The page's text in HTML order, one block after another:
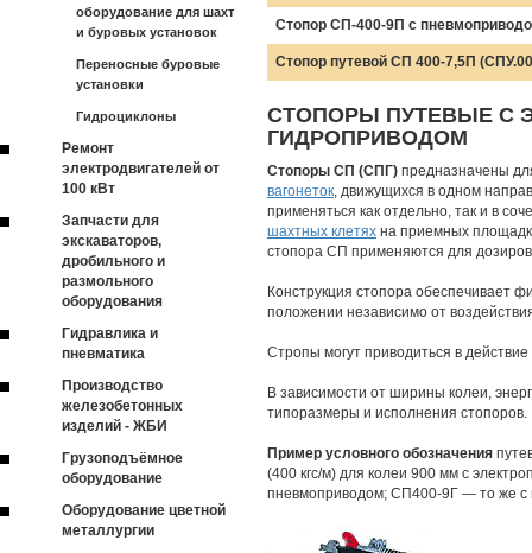
оборудование для шахт
и буровых установок
Переносные буровые
установки
Гидроциклоны
Ремонт
электродвигателей от
100 кВт
Запчасти для
экскаваторов,
дробильного и
размольного
оборудования
Гидравлика и
пневматика
Производство
железобетонных
изделий - ЖБИ
Грузоподъёмное
оборудование
Оборудование цветной
металлургии
Стопор СП-400-9П с
Стопор путевой СП 400-7,5П
СТОПОРЫ ПУТЕВЫЕ С
ГИДРОПРИВОДОМ
Стопоры СП (СПГ) предназначены
вагонеток, движущихся в одном
применяться как отдельно, так и в
шахтных клетях на приемных
стопора СП применяются для
Конструкция стопора обеспечивает
положении независимо от
Стропы могут приводиться в
В зависимости от ширины колеи,
типоразмеры и исполнения стопоров.
Пример условного обозначения
(400 кгс/м) для колеи 900 мм с
пневмоприводом; СП400-9Г — то же с